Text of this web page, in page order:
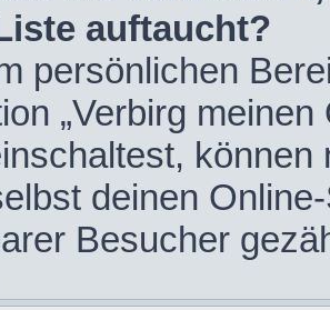
auftaucht?
persönlichen
„Verbirg
deinen
Besucher